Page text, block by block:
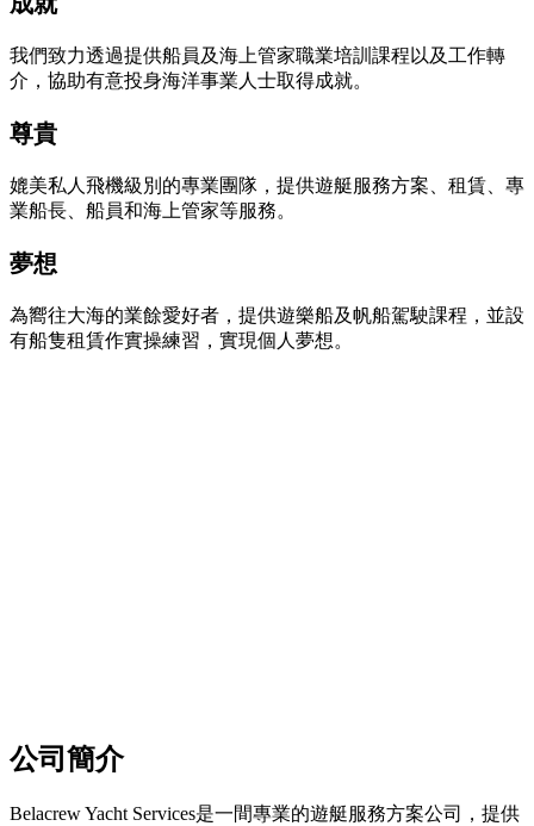
我們致力透過提供船員及海上管家職業培訓課程以及工作轉
介，協助有意投身海洋事業人士取得成就。
尊貴
媲美私人飛機級別的專業團隊，提供遊艇服務方案、租賃、專
業船長、船員和海上管家等服務。
夢想
為嚮往大海的業餘愛好者，提供遊樂船及帆船駕駛課程，並設
有船隻租賃作實操練習，實現個人夢想。
公司簡介
Belacrew Yacht Services是一間專業的遊艇服務方案公司，提供